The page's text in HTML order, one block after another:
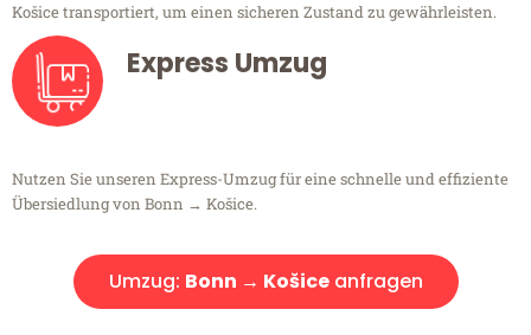
Košice transportiert, um einen sicheren Zustand zu gewährleisten.
Express Umzug
Nutzen Sie unseren Express-Umzug für eine schnelle und effiziente
Übersiedlung von Bonn → Košice.
Umzug: Bonn → Košiceanfragen